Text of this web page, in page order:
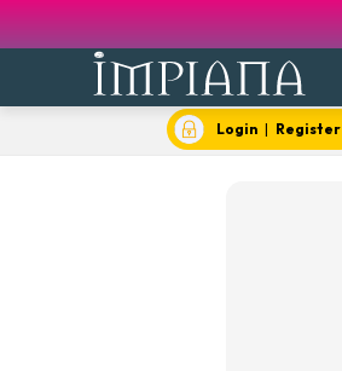
Login | Register